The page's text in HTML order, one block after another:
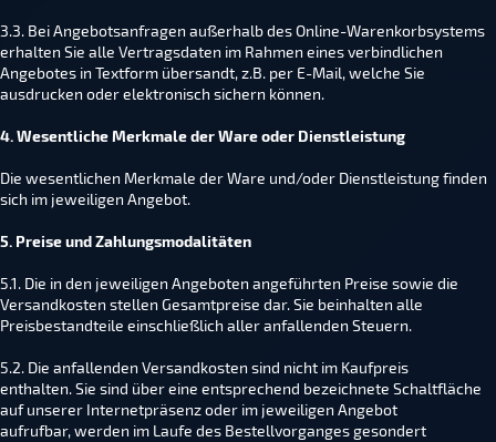
3.3. Bei Angebotsanfragen außerhalb des Online-Warenkorbsystems
erhalten Sie alle Vertragsdaten im Rahmen eines verbindlichen
Angebotes in Textform übersandt, z.B. per E-Mail, welche Sie
ausdrucken oder elektronisch sichern können.
4. Wesentliche Merkmale der Ware oder Dienstleistung
Die wesentlichen Merkmale der Ware und/oder Dienstleistung finden
sich im jeweiligen Angebot.
5. Preise und Zahlungsmodalitäten
5.1. Die in den jeweiligen Angeboten angeführten Preise sowie die
Versandkosten stellen Gesamtpreise dar. Sie beinhalten alle
Preisbestandteile einschließlich aller anfallenden Steuern.
5.2. Die anfallenden Versandkosten sind nicht im Kaufpreis
enthalten. Sie sind über eine entsprechend bezeichnete Schaltfläche
auf unserer Internetpräsenz oder im jeweiligen Angebot
aufrufbar, werden im Laufe des Bestellvorganges gesondert